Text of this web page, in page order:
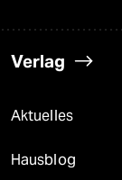
Verlag
Aktuelles
Hausblog